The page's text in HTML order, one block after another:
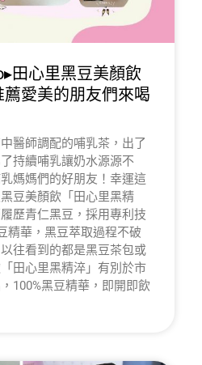
田心里黑豆美顏飲
愛美的朋友們來喝
醫師調配的哺乳茶，出了
持續哺乳讓奶水源源不
媽媽們的好朋友！幸運這
豆美顏飲「田心里黑精
歷青仁黑豆，採用專利技
精華，黑豆萃取過程不破
往看到的都是黑豆茶包或
田心里黑精淬」有別於市
100%黑豆精華，即開即飲